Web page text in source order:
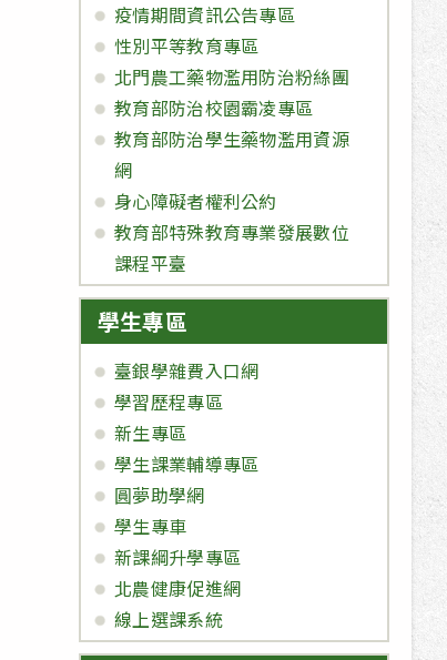
疫情期間資訊公告專區
性別平等教育專區
北門農工藥物濫用防治粉絲團
教育部防治校園霸凌專區
教育部防治學生藥物濫用資源
網
身心障礙者權利公約
教育部特殊教育專業發展數位
課程平臺
學生專區
臺銀學雜費入口網
學習歷程專區
新生專區
學生課業輔導專區
圓夢助學網
學生專車
新課綱升學專區
北農健康促進網
線上選課系統